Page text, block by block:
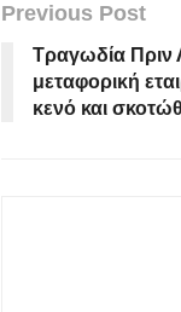
Previous Post
Τραγωδία Πριν
μεταφορική
κενό και